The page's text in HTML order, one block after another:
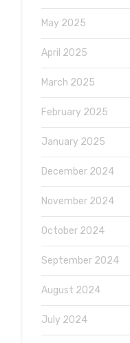
May 2025
April 2025
March 2025
February 2025
January 2025
December 2024
November 2024
October 2024
September 2024
August 2024
July 2024